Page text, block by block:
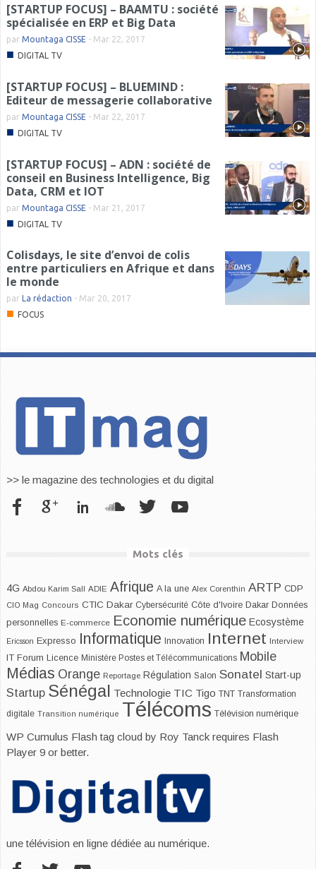
[STARTUP FOCUS] – BAAMTU : société
spécialisée en ERP et Big Data
par Mountaga CISSE - Mar 22, 2017
■ DIGITAL TV
[STARTUP FOCUS] – BLUEMIND :
Editeur de messagerie collaborative
par Mountaga CISSE - Mar 22, 2017
■ DIGITAL TV
[STARTUP FOCUS] – ADN : société de
conseil en Business Intelligence, Big
Data, CRM et IOT
par Mountaga CISSE - Mar 21, 2017
■ DIGITAL TV
Colisdays, le site d’envoi de colis
entre particuliers en Afrique et dans
le monde
par La rédaction - Mar 20, 2017
■ FOCUS
>> le magazine des technologies et du digital
Mots clés
4G Abdou Karim Sall ADIE Afrique A la une Alex Corenthin ARTP CDP
CIO Mag Concours CTIC Dakar Cybersécurité Côte d'Ivoire Dakar Données
personnelles E-commerce Economie numérique Ecosystème
Ericsson Expresso Informatique Innovation Internet Interview
IT Forum Licence Ministère Postes et Télécommunications Mobile
Médias Orange Reportage Régulation Salon Sonatel Start-up
Startup Sénégal Technologie TIC Tigo TNT Transformation
digitale Transition numérique Télécoms Télévision numérique
WP Cumulus Flash tag cloud by Roy Tanck requires Flash
Player 9 or better.
une télévision en ligne dédiée au numérique.